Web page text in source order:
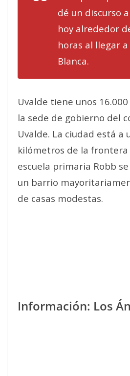
dé un discurso
hoy alrededor
horas al llegar a
Blanca.
Uvalde tiene unos
la sede de gobierno del
Uvalde. La ciudad está a
kilómetros de la frontera
escuela primaria Robb
un barrio
de casas modestas.
Información: Los